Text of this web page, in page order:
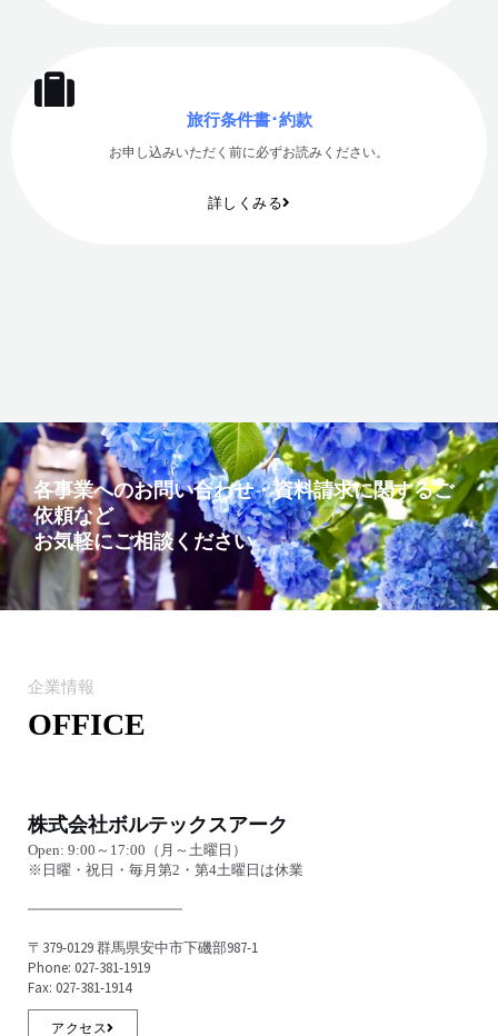
旅行条件書･約款
お申し込みいただく前に必ずお読みください。
詳しくみる
各事業へのお問い合わせ・資料請求に関するご
依頼など
お気軽にご相談ください
企業情報
OFFICE
株式会社ボルテックスアーク
Open: 9:00～17:00（月～土曜日）
※日曜・祝日・毎月第2・第4土曜日は休業
〒379-0129 群馬県安中市下磯部987-1
Phone: 027-381-1919
Fax: 027-381-1914
アクセス